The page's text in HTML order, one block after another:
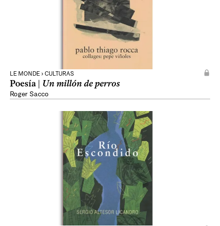
LE MONDE › CULTURAS
Poesía | Un millón de perros
Roger Sacco